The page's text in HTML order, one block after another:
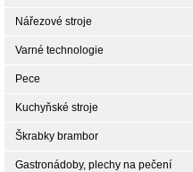
Nářezové stroje
Varné technologie
Pece
Kuchyňské stroje
Škrabky brambor
Gastronádoby, plechy na pečení